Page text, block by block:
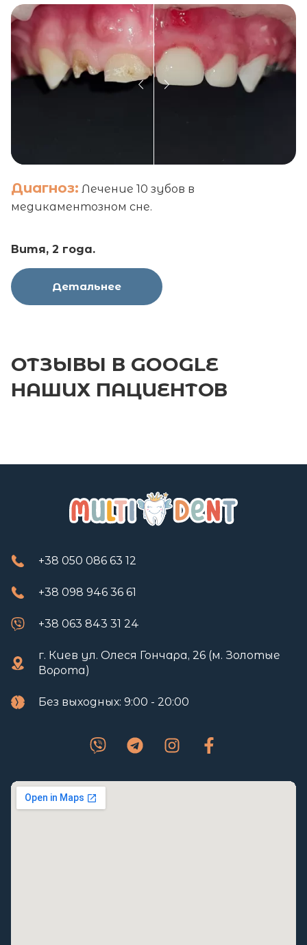
Диагноз: Лечение 10 зубов в
медикаментозном сне.
Витя, 2 года.
Детальнее
ОТЗЫВЫ В GOOGLE
НАШИХ ПАЦИЕНТОВ
+38 050 086 63 12
+38 098 946 36 61
+38 063 843 31 24
г. Киев ул. Олеся Гончара, 26 (м. Золотые
Ворота)
Без выходных: 9:00 - 20:00